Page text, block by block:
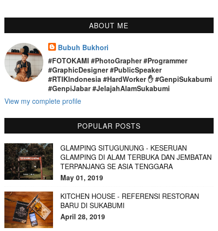
ABOUT ME
Bubuh Bukhori
#FOTOKAMI #PhotoGrapher #Programmer
#GraphicDesigner #PublicSpeaker
#RTIKIndonesia #HardWorker ✋ #GenpiSukabumi
#GenpiJabar #JelajahAlamSukabumi
View my complete profile
POPULAR POSTS
GLAMPING SITUGUNUNG - KESERUAN
GLAMPING DI ALAM TERBUKA DAN JEMBATAN
TERPANJANG SE ASIA TENGGARA
May 01, 2019
KITCHEN HOUSE - REFERENSI RESTORAN
BARU DI SUKABUMI
April 28, 2019